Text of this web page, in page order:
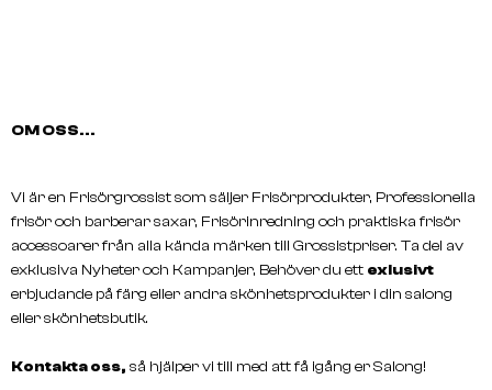
Alyon, Matt Graphite
Mini Flat Iron
OM OSS...
Vi är en Frisörgrossist som säljer Frisörprodukter, Professionella
frisör och barberar saxar, Frisörinredning och praktiska frisör
accessoarer från alla kända märken till Grossistpriser. Ta del av
exklusiva Nyheter och Kampanjer, Behöver du ett exlusivt
erbjudande på färg eller andra skönhetsprodukter i din salong
eller skönhetsbutik.
Kontakta oss, så hjälper vi till med att få igång er Salong!